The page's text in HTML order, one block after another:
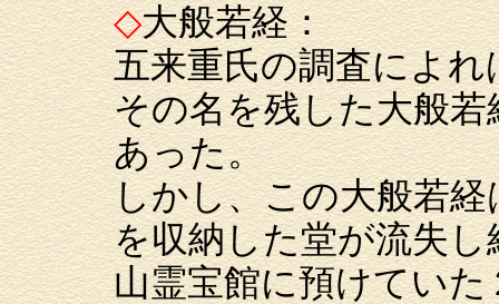
◇大般若経：
五来重氏の調査によ
その名を残した大般
あった。
しかし、この大般若
を収納した堂が流失
山霊宝館に預けてい